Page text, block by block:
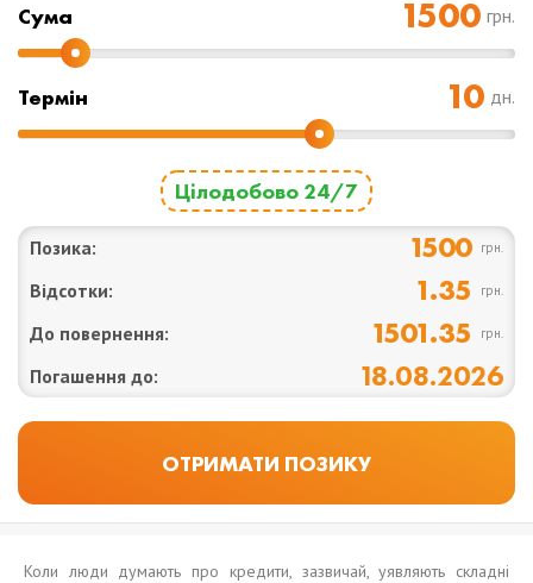
Cума грн.
Термін дн.
Цілодобово 24/7
Позика: 1500 грн.
Відсотки: 1.35 грн.
До повернення: 1501.35 грн.
Погашення до: 18.08.2026
Коли люди думають про кредити, зазвичай, уявляють складні